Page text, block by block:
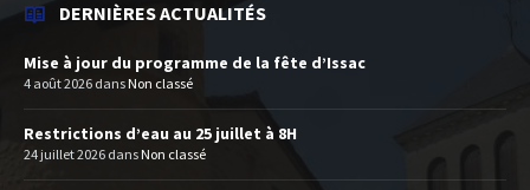
DERNIÈRES ACTUALITÉS
Mise à jour du programme de la fête d’Issac
4 août 2026 dansNon classé
Restrictions d’eau au 25 juillet à 8H
24 juillet 2026 dansNon classé